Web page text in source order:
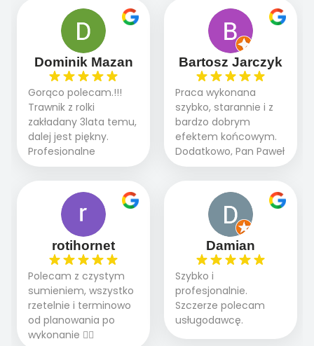
panowie wiedzą co
robią. Wszystko poszło
sprawnie i szybko.
Doradztwo w
pielęgnacji trawnika
teraz i na późniejszym
etapie jest dużym
plusem. Teraz razem
z dzieckiem i małym
pieskiem cieszymy się
pięknym trawnikiem :)
A trawa robi efekt
oczekiwaniami. Prace
przebiegały sprawnie
dzięki temu,że firma
działa kompleksowo :
ogrodnictwo,nawodnienie,
brukarstwo.Efekt
końcowy przerósł
nasze oczekiwania.
Polecamy tę firmę
wszystkim , którzy
marzą o pięknym
Dominik Mazan
Gorąco polecam.!!!
Trawnik z rolki
zakładany 3lata temu,
dalej jest piękny.
Profesjonalne
podejście do pracy,
2 zlecenia na rolkę.
Polecam.
Bartosz Jarczyk
Praca wykonana
szybko, starannie i z
bardzo dobrym
efektem końcowym.
Dodatkowo, Pan Paweł
chętnie udziela porad
rotihornet
Polecam z czystym
sumieniem, wszystko
rzetelnie i terminowo
od planowania po
wykonanie 👍🏻
Damian
Szybko i
profesjonalnie.
Szczerze polecam
usługodawcę.